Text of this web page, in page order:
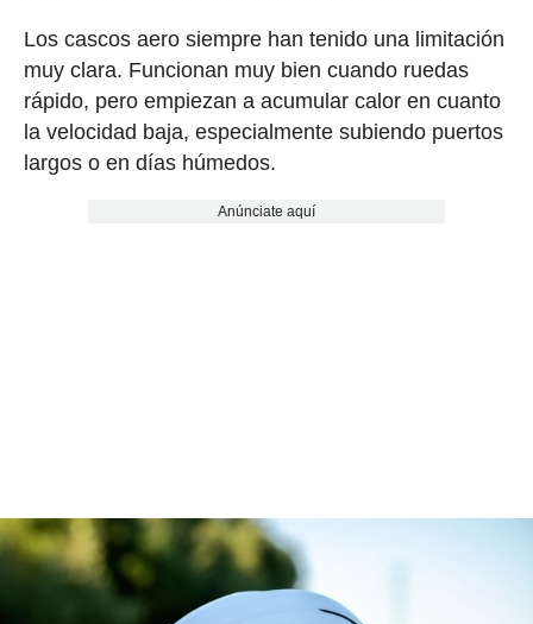
Los cascos aero siempre han tenido una limitación
muy clara. Funcionan muy bien cuando ruedas
rápido, pero empiezan a acumular calor en cuanto
la velocidad baja, especialmente subiendo puertos
largos o en días húmedos.
Anúnciate aquí